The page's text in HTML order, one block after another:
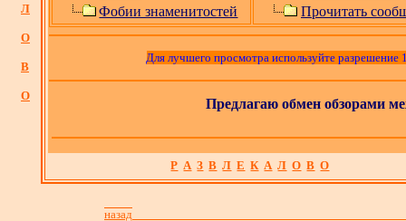
Л
О
В
О
Фобии знаменитостей
Прочитать
Для лучшего просмотра используйте
Предлагаю обмен обзорами
Р А З В Л Е К А Л О В О
назад